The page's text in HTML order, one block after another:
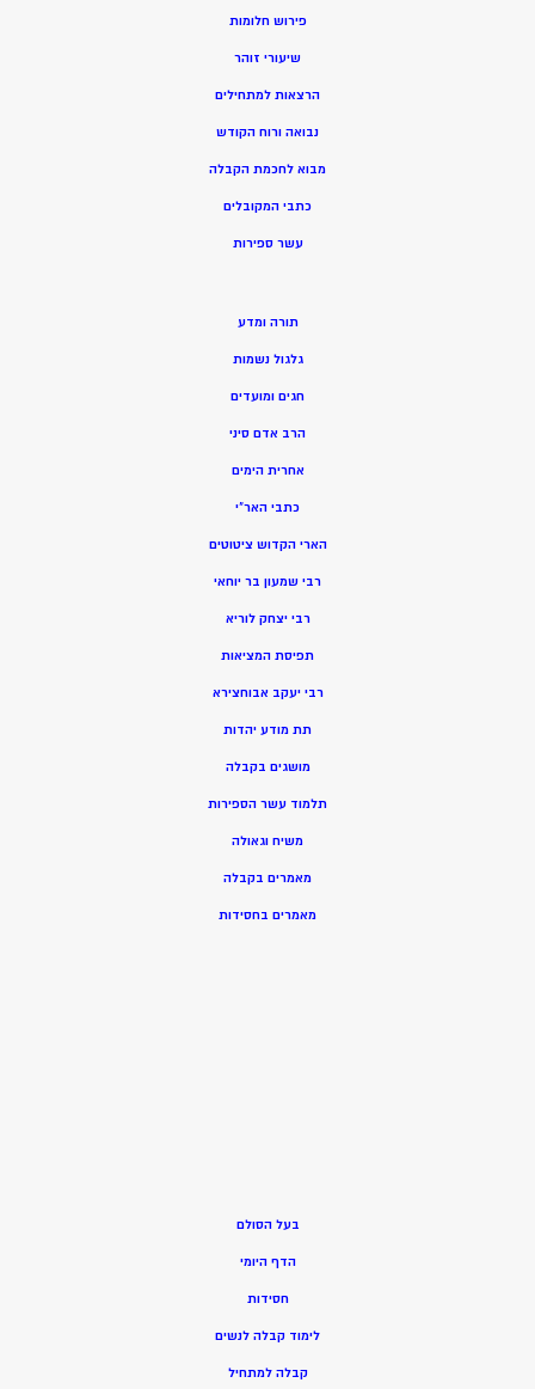
פירוש חלומות
שיעורי זוהר
הרצאות למתחילים
נבואה ורוח הקודש
מבוא לחכמת הקבלה
כתבי המקובלים
עשר ספירות
תורה ומדע
גלגול נשמות
חגים ומועדים
הרב אדם סיני
אחרית הימים
כתבי האר”י
הארי הקדוש ציטוטים
רבי שמעון בר יוחאי
רבי יצחק לוריא
תפיסת המציאות
רבי יעקב אבוחצירא
תת מודע יהדות
מושגים בקבלה
תלמוד עשר הספירות
משיח וגאולה
מאמרים בקבלה
מאמרים בחסידות
בעל הסולם
הדף היומי
חסידות
לימוד קבלה לנשים
קבלה למתחיל